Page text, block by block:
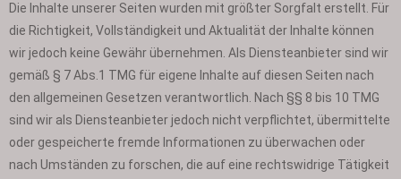
Die Inhalte unserer Seiten wurden mit größter Sorgfalt erstellt. Für
die Richtigkeit, Vollständigkeit und Aktualität der Inhalte können
wir jedoch keine Gewähr übernehmen. Als Diensteanbieter sind wir
gemäß § 7 Abs.1 TMG für eigene Inhalte auf diesen Seiten nach
den allgemeinen Gesetzen verantwortlich. Nach §§ 8 bis 10 TMG
sind wir als Diensteanbieter jedoch nicht verpflichtet, übermittelte
oder gespeicherte fremde Informationen zu überwachen oder
nach Umständen zu forschen, die auf eine rechtswidrige Tätigkeit